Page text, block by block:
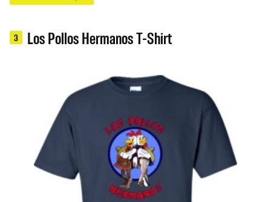
3 Los Pollos Hermanos T-Shirt